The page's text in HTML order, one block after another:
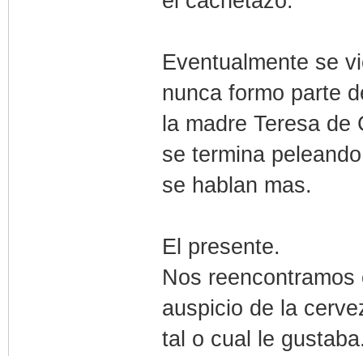
Eventualmente se
nunca formo parte
la madre Teresa de
se termina
se hablan mas.
El presente.
Nos
auspicio de la
tal o cual le